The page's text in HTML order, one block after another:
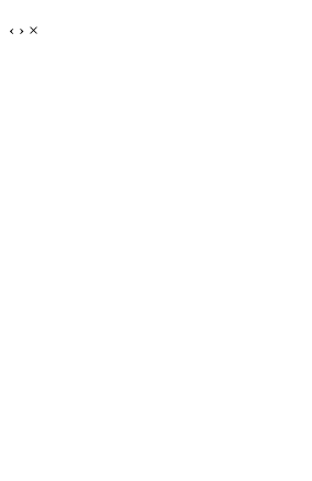
‹ › ×